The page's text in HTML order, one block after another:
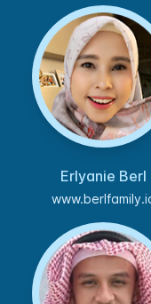
Erlyanie Berl